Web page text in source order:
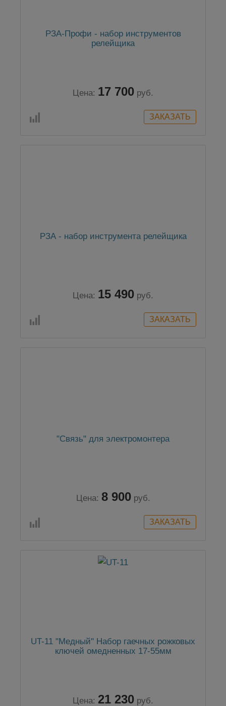
РЗА-Профи - набор инструментов
релейщика
Цена: 17 700 руб.
РЗА - набор инструмента релейщика
Цена: 15 490 руб.
"Связь" для электромонтера
Цена: 8 900 руб.
UT-11 "Медный" Набор гаечных рожковых
ключей омедненных 17-55мм
Цена: 21 230 руб.